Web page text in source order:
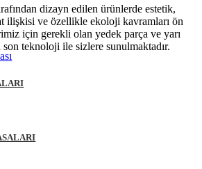
dizayn edilen ürünlerde estetik,
ilişkisi ve özellikle ekoloji kavramları ön
için gerekli olan yedek parça ve yarı
teknoloji ile sizlere sunulmaktadır.